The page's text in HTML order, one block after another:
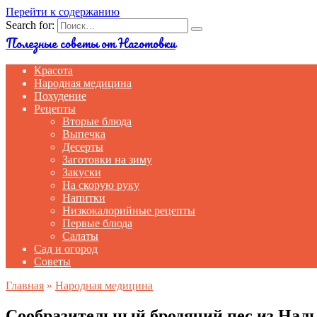
Перейти к содержанию
Search for:
Полезные советы от Наготовки
Красота
Народная медицина
Похудение
Рецепты
Вторые блюда
Выпечка
Десерты
Заготовки на зиму
Закуски
На скорую руку
Напитки
Низкокалорийные рецепты
Первые блюда
Салаты
Сад и огород
Советы
Главная » Народная медицина